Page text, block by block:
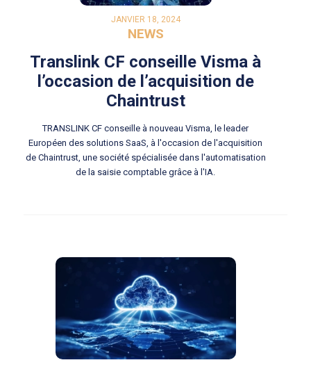
JANVIER 18, 2024
NEWS
Translink CF conseille Visma à
l’occasion de l’acquisition de
Chaintrust
TRANSLINK CF conseille à nouveau Visma, le leader
Européen des solutions SaaS, à l'occasion de l'acquisition
de Chaintrust, une société spécialisée dans l'automatisation
de la saisie comptable grâce à l'IA.